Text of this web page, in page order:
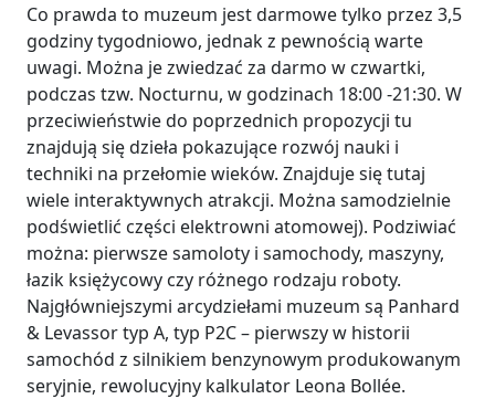
Co prawda to muzeum jest darmowe tylko przez 3,5
godziny tygodniowo, jednak z pewnością warte
uwagi. Można je zwiedzać za darmo w czwartki,
podczas tzw. Nocturnu, w godzinach 18:00 -21:30. W
przeciwieństwie do poprzednich propozycji tu
znajdują się dzieła pokazujące rozwój nauki i
techniki na przełomie wieków. Znajduje się tutaj
wiele interaktywnych atrakcji. Można samodzielnie
podświetlić części elektrowni atomowej). Podziwiać
można: pierwsze samoloty i samochody, maszyny,
łazik księżycowy czy różnego rodzaju roboty.
Najgłówniejszymi arcydziełami muzeum są Panhard
& Levassor typ A, typ P2C – pierwszy w historii
samochód z silnikiem benzynowym produkowanym
seryjnie, rewolucyjny kalkulator Leona Bollée.